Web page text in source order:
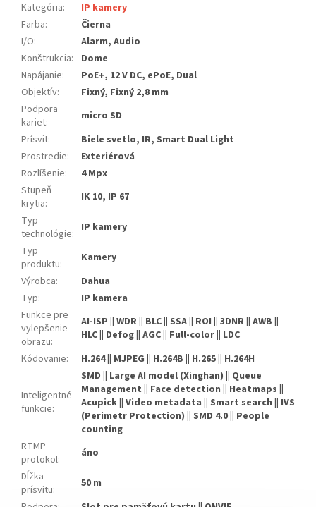
Kategória:
IP kamery
Farba:
Čierna
I/O:
Alarm, Audio
Konštrukcia:
Dome
Napájanie:
PoE+, 12 V DC, ePoE, Dual
Objektív:
Fixný, Fixný 2,8 mm
Podpora
kariet:
micro SD
Prísvit:
Biele svetlo, IR, Smart Dual Light
Prostredie:
Exteriérová
Rozlíšenie:
4 Mpx
Stupeň
krytia:
IK 10, IP 67
Typ
technológie: IP kamery
Typ
produktu:
Kamery
Výrobca:
Dahua
Typ:
IP kamera
Funkce pre
vylepšenie
obrazu:
AI-ISP || WDR || BLC || SSA || ROI || 3DNR || AWB ||
HLC || Defog || AGC || Full-color || LDC
Kódovanie: H.264 || MJPEG || H.264B || H.265 || H.264H
Inteligentné
funkcie:
SMD || Large AI model (Xinghan) || Queue
Management || Face detection || Heatmaps ||
Acupick || Video metadata || Smart search || IVS
(Perimetr Protection) || SMD 4.0 || People
counting
RTMP
protokol:
áno
Dĺžka
prísvitu:
50 m